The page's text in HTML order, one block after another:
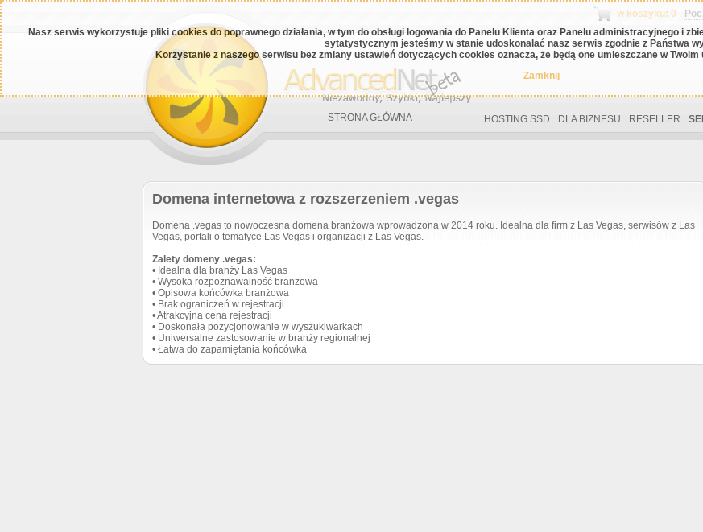
Nasz serwis wykorzystuje pliki cookies do poprawnego działania, w tym do obsługi logowania do Panelu Klienta oraz Panelu administracyjnego i
sytatystycznym jesteśmy w stanie udoskonalać nasz serwis zgodnie z Państwa
Korzystanie z naszego serwisu bez zmiany ustawień dotyczących cookies oznacza, że będą one umieszczane w
Zamknij
w koszyku: 0
STRONA GŁÓWNA HOSTING SSD DLA BIZNESU RESELLER
Domena internetowa z rozszerzeniem .vegas
Domena .vegas to nowoczesna domena branżowa wprowadzona w 2014 roku. Idealna dla firm z Las Vegas, serwisów z Las
Vegas, portali o tematyce Las Vegas i organizacji z Las Vegas.
Zalety domeny .vegas:
• Idealna dla branży Las Vegas
• Wysoka rozpoznawalność branżowa
• Opisowa końcówka branżowa
• Brak ograniczeń w rejestracji
• Atrakcyjna cena rejestracji
• Doskonała pozycjonowanie w wyszukiwarkach
• Uniwersalne zastosowanie w branży regionalnej
• Łatwa do zapamiętania końcówka